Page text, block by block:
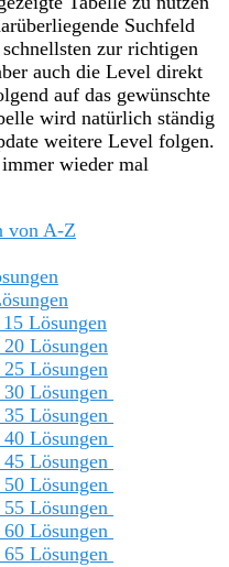
Suchfeld
zur richtigen
auch die Level direkt
auf das gewünschte
wird natürlich ständig
weitere Level folgen.
wieder mal
von A-Z
Lösungen
Lösungen
Lösungen
Lösungen
Lösungen
Lösungen
Lösungen
Lösungen
Lösungen
Lösungen
Lösungen